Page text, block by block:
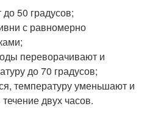
50 градусов;
с равномерно
переворачивают и
до 70 градусов;
температуру уменьшают и
двух часов.